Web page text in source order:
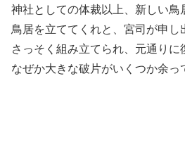
神社としての体裁以上、新しい鳥
鳥居を立ててくれと、宮司が申し
さっそく組み立てられ、元通り
なぜか大きな破片がいくつか余っ